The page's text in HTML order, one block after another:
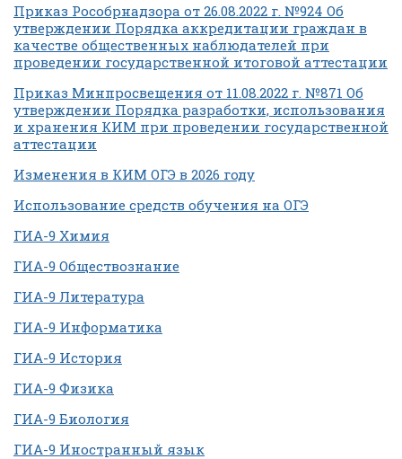
Приказ Рособрнадзора от 26.08.2022 г. №924 Об
утверждении Порядка аккредитации граждан в
качестве общественных наблюдателей при
проведении государственной итоговой аттестации
Приказ Минпросвещения от 11.08.2022 г. №871 Об
утверждении Порядка разработки, использования
и хранения КИМ при проведении государственной
аттестации
Изменения в КИМ ОГЭ в 2026 году
Использование средств обучения на ОГЭ
ГИА-9 Химия
ГИА-9 Обществознание
ГИА-9 Литература
ГИА-9 Информатика
ГИА-9 История
ГИА-9 Физика
ГИА-9 Биология
ГИА-9 Иностранный язык